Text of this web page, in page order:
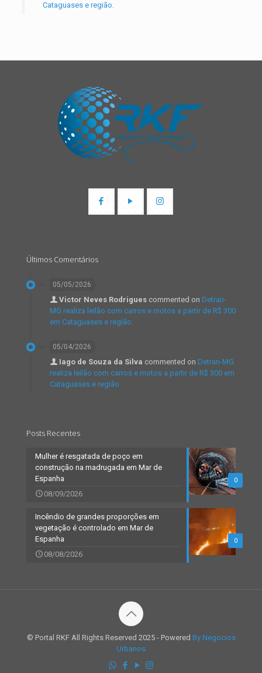
Cataguases e região.
Últimos Comentários
05/05/2026
Victor Neves Rodrigues commented on Detran-
MG realiza leilão com carros e motos a partir de R$ 300
em Cataguases e região.
05/04/2026
Iago de Souza da Silva commented on Detran-MG
realiza leilão com carros e motos a partir de R$ 300 em
Cataguases e região.
Posts Recentes
0
Mulher é resgatada de poço em
construção na madrugada em Mar de
Espanha
08/09/2026
0
Incêndio de grandes proporções em
vegetação é controlado em Mar de
Espanha
08/08/2026
© Portal RKF All Rights Reserved 2025 - Powered By Negocios
Urbanos